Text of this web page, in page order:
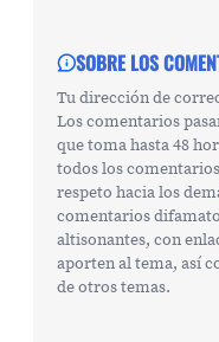
SOBRE LOS
Tu dirección de
Los comentarios
que toma hasta 48
todos los
respeto hacia los
comentarios
altisonantes, con
aporten al tema, así
de otros temas.